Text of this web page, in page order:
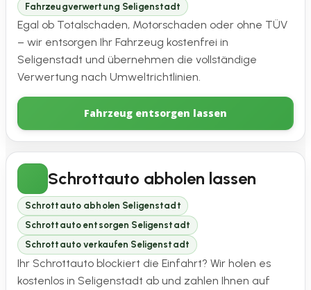
Fahrzeugverwertung Seligenstadt
Egal ob Totalschaden, Motorschaden oder ohne TÜV
– wir entsorgen Ihr Fahrzeug kostenfrei in
Seligenstadt und übernehmen die vollständige
Verwertung nach Umweltrichtlinien.
Fahrzeug entsorgen lassen
Schrottauto abholen lassen
Schrottauto abholen Seligenstadt
Schrottauto entsorgen Seligenstadt
Schrottauto verkaufen Seligenstadt
Ihr Schrottauto blockiert die Einfahrt? Wir holen es
kostenlos in Seligenstadt ab und zahlen Ihnen auf